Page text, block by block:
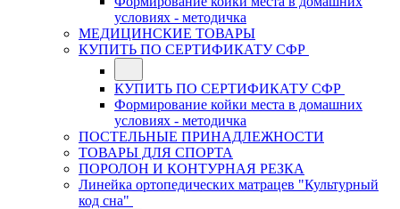
условиях - методичка
МЕДИЦИНСКИЕ ТОВАРЫ
КУПИТЬ ПО СЕРТИФИКАТУ СФР
КУПИТЬ ПО СЕРТИФИКАТУ СФР
Формирование койки места в домашних
условиях - методичка
ПОСТЕЛЬНЫЕ ПРИНАДЛЕЖНОСТИ
ТОВАРЫ ДЛЯ СПОРТА
ПОРОЛОН И КОНТУРНАЯ РЕЗКА
Линейка ортопедических матрацев "Культурный
код сна"